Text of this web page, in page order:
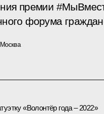
премии
форума
Москва
«Волонтёр года – 2022»